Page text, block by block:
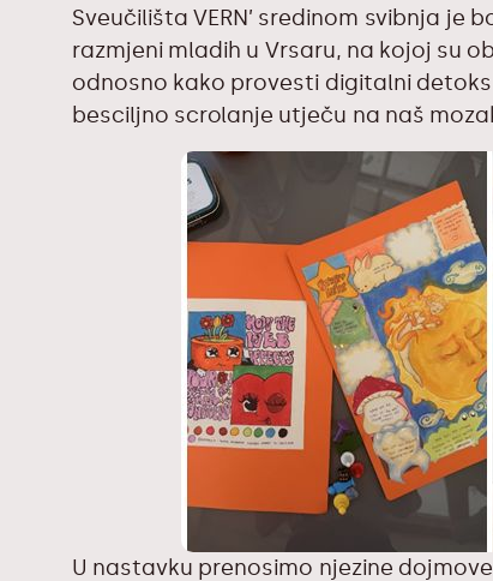
Sveučilišta VERN’ sredinom svibnja je
razmjeni mladih u Vrsaru, na kojoj su
odnosno kako provesti digitalni
besciljno scrolanje utječu na naš
U nastavku prenosimo njezine